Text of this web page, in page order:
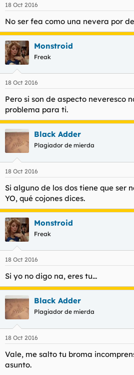
18 Oct 2016
No ser fea como una nevera por
Monstroid
Freak
18 Oct 2016
Pero si son de aspecto neveresco
problema para ti.
Black Adder
Plagiador de mierda
18 Oct 2016
Si alguno de los dos tiene que ser
YO, qué cojones dices.
Monstroid
Freak
18 Oct 2016
Si yo no digo na, eres tu...
Black Adder
Plagiador de mierda
18 Oct 2016
Vale, me salto tu broma
asunto.